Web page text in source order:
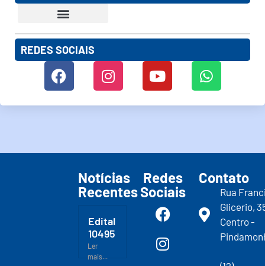
REDES SOCIAIS
Notícias
Recentes
Edital
10495
Ler
mais...
Redes
Sociais
Contato
Rua
Glicerio,
Centro -